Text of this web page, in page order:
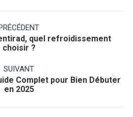
Article
précédent
quel refroidissement
choisir ?
SUIVANT
Article
suivant
Complet pour Bien Débuter
en 2025